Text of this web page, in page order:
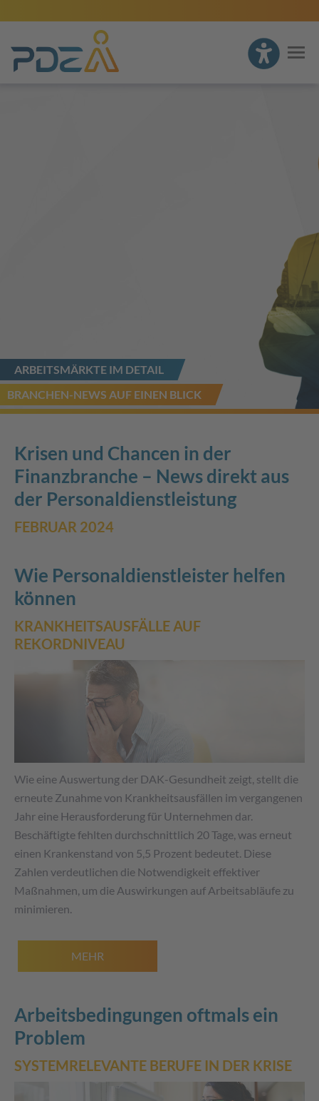
ARBEITSMÄRKTE IM DETAIL
BRANCHEN-NEWS AUF EINEN BLICK
Krisen und Chancen in der
Finanzbranche – News direkt aus
der Personaldienstleistung
FEBRUAR 2024
Wie Personaldienstleister helfen
können
KRANKHEITSAUSFÄLLE AUF
REKORDNIVEAU
Wie eine Auswertung der DAK-Gesundheit zeigt, stellt die
erneute Zunahme von Krankheitsausfällen im vergangenen
Jahr eine Herausforderung für Unternehmen dar.
Beschäftigte fehlten durchschnittlich 20 Tage, was erneut
einen Krankenstand von 5,5 Prozent bedeutet. Diese
Zahlen verdeutlichen die Notwendigkeit effektiver
Maßnahmen, um die Auswirkungen auf Arbeitsabläufe zu
minimieren.
MEHR
Arbeitsbedingungen oftmals ein
Problem
SYSTEMRELEVANTE BERUFE IN DER KRISE